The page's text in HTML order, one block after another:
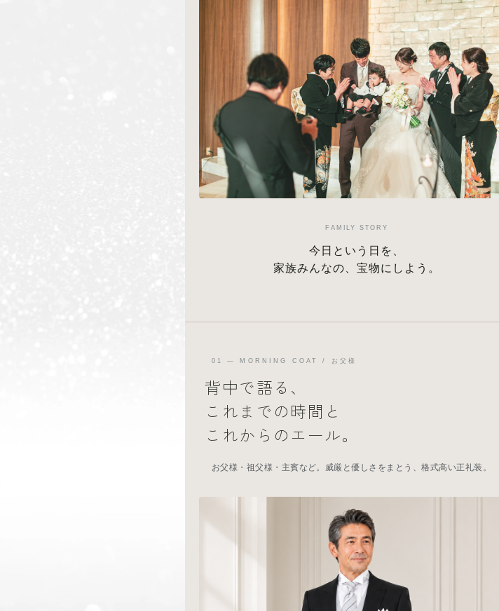
FAMILY STORY
今日という日を、
家族みんなの、宝物にしよう。
01 — MORNING COAT / お父様
背中で語る、
これまでの時間と
これからのエール。
お父様・祖父様・主賓など。威厳と優しさをまとう、格式高い正礼装。